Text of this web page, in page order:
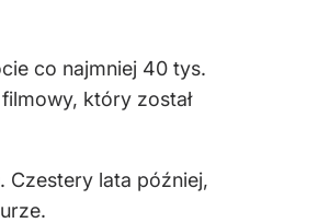
co najmniej 40 tys.
który został
Czestery lata później,